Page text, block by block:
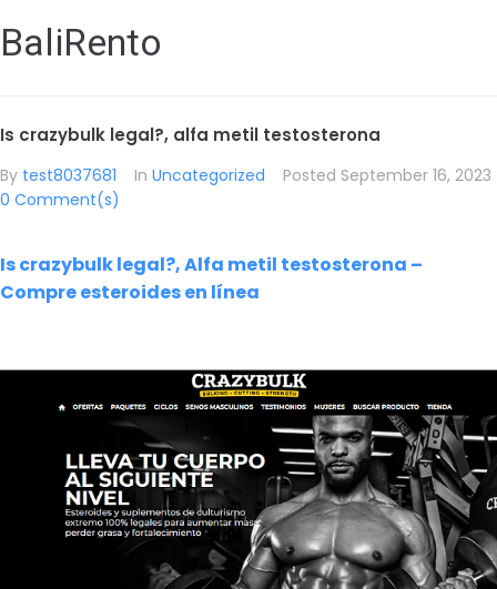
BaliRento
Is crazybulk legal?, alfa metil testosterona
By test8037681 In Uncategorized Posted September 16, 2023
0 Comment(s)
Is crazybulk legal?, Alfa metil testosterona –
Compre esteroides en línea